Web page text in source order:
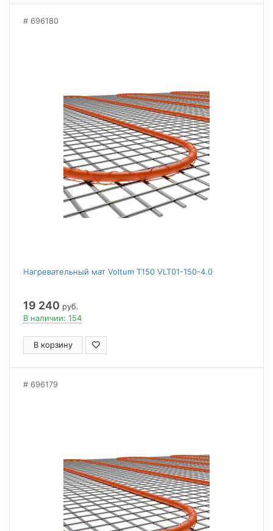
696180
Нагревательный мат Voltum Т150 VLT01-150-4.0
19 240 руб.
В наличии: 154
В корзину
696179